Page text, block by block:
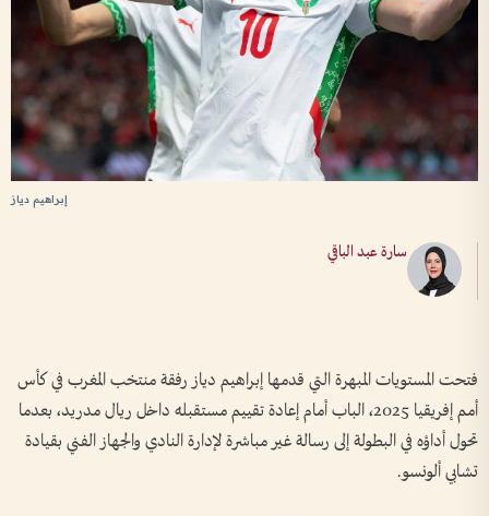
إبراهيم دياز
سارة عبد الباقي
فتحت المستويات المبهرة التي قدمها إبراهيم دياز رفقة منتخب المغرب في كأس
أمم إفريقيا 2025، الباب أمام إعادة تقييم مستقبله داخل ريال مدريد، بعدما
تحول أداؤه في البطولة إلى رسالة غير مباشرة لإدارة النادي والجهاز الفني بقيادة
تشابي ألونسو.